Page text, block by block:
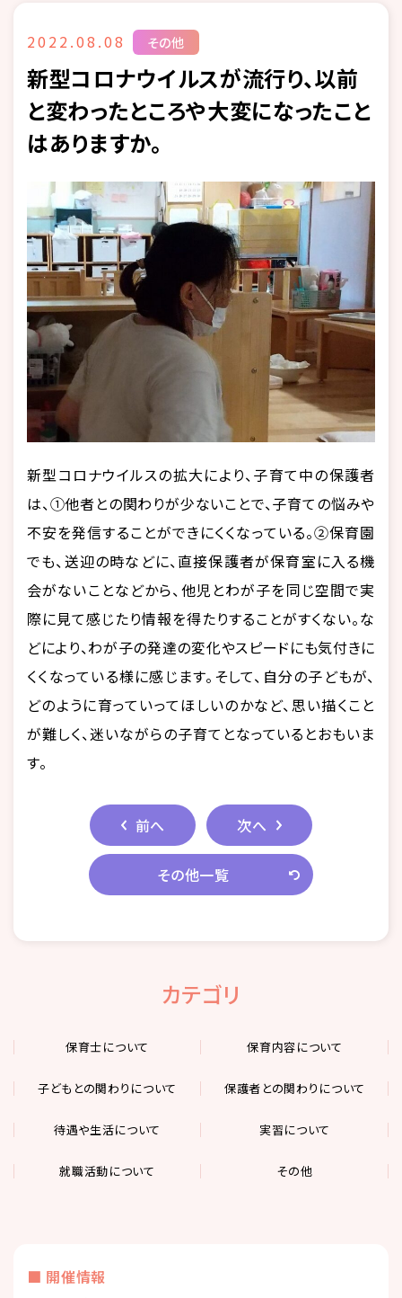
2022.08.08 その他
新型コロナウイルスが流行り、以前
と変わったところや大変になったこと
はありますか。
新型コロナウイルスの拡大により、子育て中の保護者
は、①他者との関わりが少ないことで、子育ての悩みや
不安を発信することができにくくなっている。②保育園
でも、送迎の時などに、直接保護者が保育室に入る機
会がないことなどから、他児とわが子を同じ空間で実
際に見て感じたり情報を得たりすることがすくない。な
どにより、わが子の発達の変化やスピードにも気付きに
くくなっている様に感じます。そして、自分の子どもが、
どのように育っていってほしいのかなど、思い描くこと
が難しく、迷いながらの子育てとなっているとおもいま
す。
前へ
その他一覧
次へ
カテゴリ
保育士について 保育内容について
子どもとの関わりについて 保護者との関わりについて
待遇や生活について 実習について
就職活動について その他
■ 開催情報